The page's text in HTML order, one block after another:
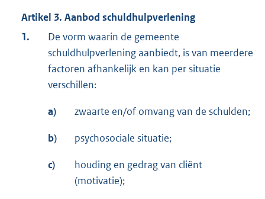
Artikel 3. Aanbod schuldhulpverlening
1.
De vorm waarin de gemeente
schuldhulpverlening aanbiedt, is van meerdere
factoren afhankelijk en kan per situatie
verschillen:
a) zwaarte en/of omvang van de schulden;
b) psychosociale situatie;
c)
houding en gedrag van cliënt
(motivatie);